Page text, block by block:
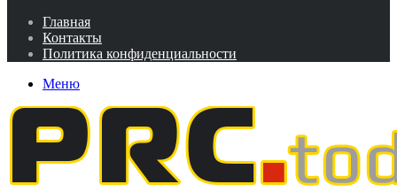
Главная
Контакты
Политика конфиденциальности
Меню